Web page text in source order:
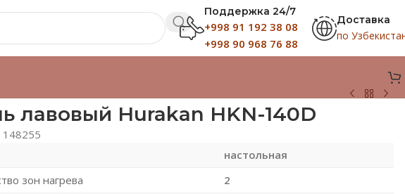
Поддержка 24/7
+998 91 192 38 08
+998 90 968 76 88
Доставка
по
лавовый Hurakan HKN-140D
148255
настольная
зон нагрева
2